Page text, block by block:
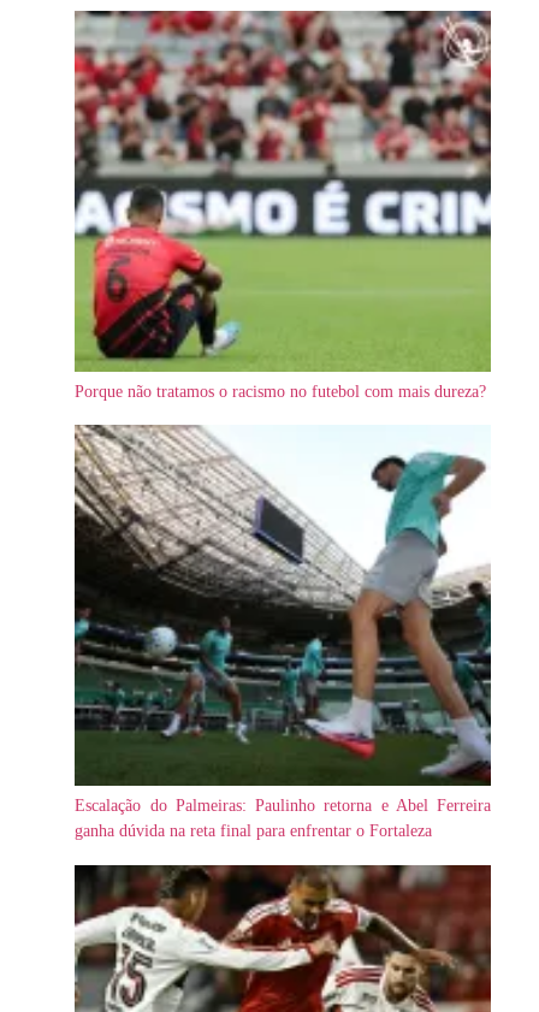
Porque não tratamos o racismo no futebol com mais dureza?
Escalação do Palmeiras: Paulinho retorna e Abel Ferreira
ganha dúvida na reta final para enfrentar o Fortaleza